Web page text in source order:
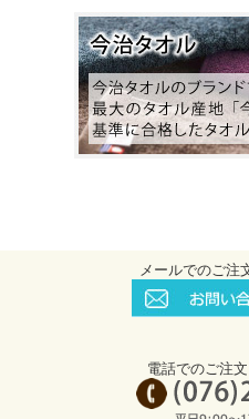
メールでのご注
電話でのご注